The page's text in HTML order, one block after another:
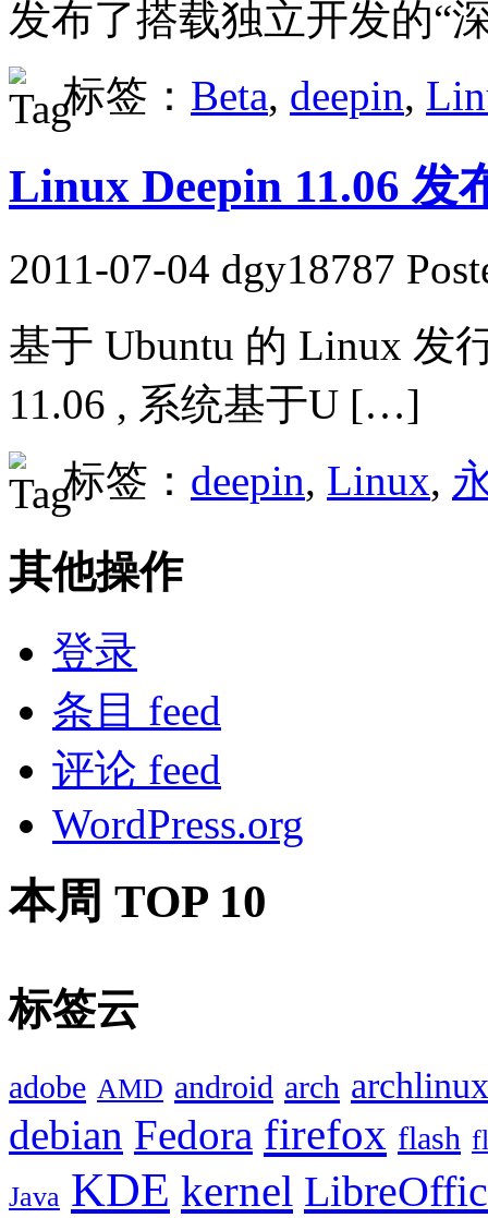
发布了搭载独立开发的“
标签： Beta, deepin,
Linux Deepin 11.06 发
2011-07-04 dgy18787
基于 Ubuntu 的 Linux 发
11.06 , 系统基于U […]
标签： deepin, Linux,
其他操作
登录
条目 feed
评论 feed
WordPress.org
本周 TOP 10
标签云
adobe AMD android arch archlinux
debian Fedora firefox flash
Java KDE kernel